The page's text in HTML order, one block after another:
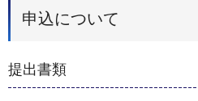
申込について
提出書類